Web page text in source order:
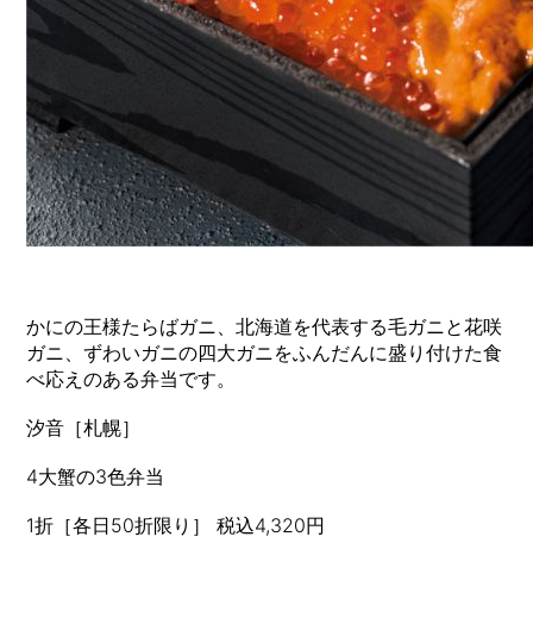
かにの王様たらばガニ、北海道を代表する毛ガニと花咲
ガニ、ずわいガニの四大ガニをふんだんに盛り付けた食
べ応えのある弁当です。
汐音［札幌］
4大蟹の3色弁当
1折［各日50折限り］ 税込4,320円